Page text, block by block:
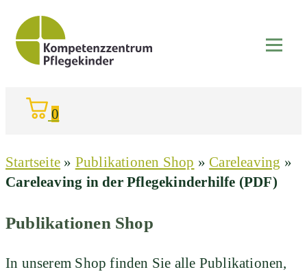
0
Startseite » Publikationen Shop »Careleaving »
Careleaving in der Pflegekinderhilfe (PDF)
Publikationen Shop
In unserem Shop finden Sie alle Publikationen,